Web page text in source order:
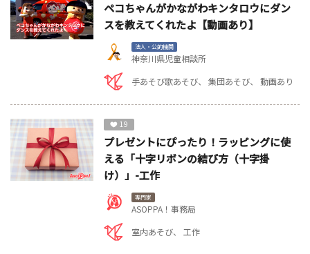
ペコちゃんがかながわキンタロウにダン
スを教えてくれたよ【動画あり】
法人・公的機関
神奈川県児童相談所
手あそび歌あそび
集団あそび 動画あり
19
プレゼントにぴったり！ラッピングに使
える「十字リボンの結び方（十字掛
け）」-工作
専門家
ASOPPA！事務局
室内あそび
工作